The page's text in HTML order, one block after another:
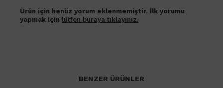
Ürün için henüz yorum eklenmemiştir. İlk yorumu
yapmak için lütfen buraya tıklayınız.
BENZER ÜRÜNLER